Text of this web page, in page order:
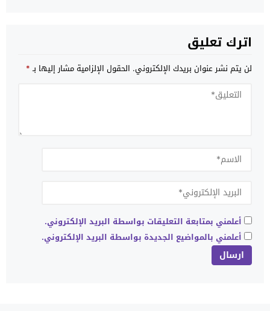
اترك تعليق
لن يتم نشر عنوان بريدك الإلكتروني. الحقول الإلزامية مشار إليها بـ*
أعلمني بمتابعة التعليقات بواسطة البريد الإلكتروني.
أعلمني بالمواضيع الجديدة بواسطة البريد الإلكتروني.